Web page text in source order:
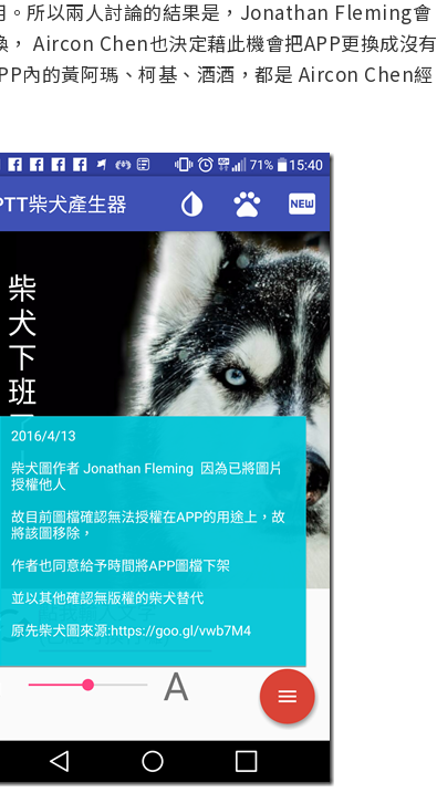
所以兩人討論的結果是，Jonathan Fleming會
Aircon Chen也決定藉此機會把APP更換成沒有
內的黃阿瑪、柯基、酒酒，都是 Aircon Chen經